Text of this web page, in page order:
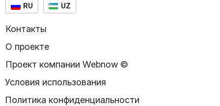
RU UZ
Контакты
О проекте
Проект компании Webnow ©
Условия использования
Политика конфиденциальности